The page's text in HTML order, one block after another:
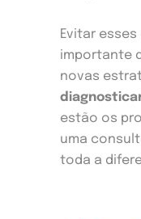
Evitar
importante
novas
estão os
uma
toda a